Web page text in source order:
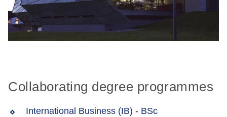
Collaborating degree programmes
International Business (IB) - BSc